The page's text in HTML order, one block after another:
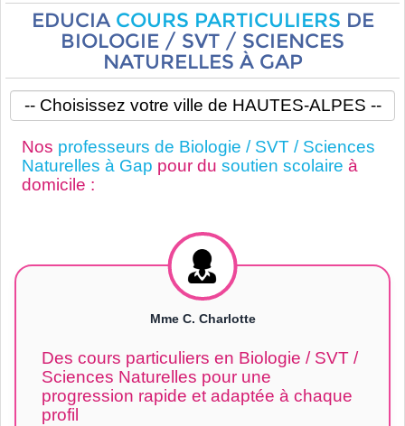
EDUCIA COURS PARTICULIERS DE
BIOLOGIE / SVT / SCIENCES
NATURELLES À GAP
Nos professeurs de Biologie / SVT / Sciences
Naturelles à Gap pour du soutien scolaire à
domicile :
Mme C. Charlotte
Des cours particuliers en Biologie / SVT /
Sciences Naturelles pour une
progression rapide et adaptée à chaque
profil